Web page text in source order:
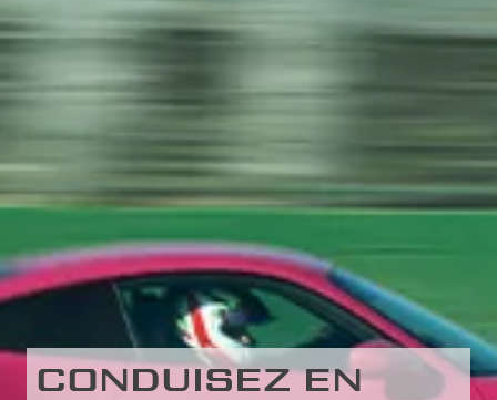
CONDUISEZ EN